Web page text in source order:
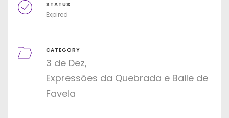
STATUS
Expired
CATEGORY
3 de Dez
Expressões da Quebrada e Baile de
Favela